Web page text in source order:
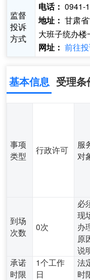
监督
投诉
方式
电话： 0941-
地址： 甘肃
大班子统办
网址： 前往
基本信息 受理条
事项
类型
行政许可
服
对
到场
次数
0次
必
现
办
原
说
承诺
时限
1个工作
日
法
时